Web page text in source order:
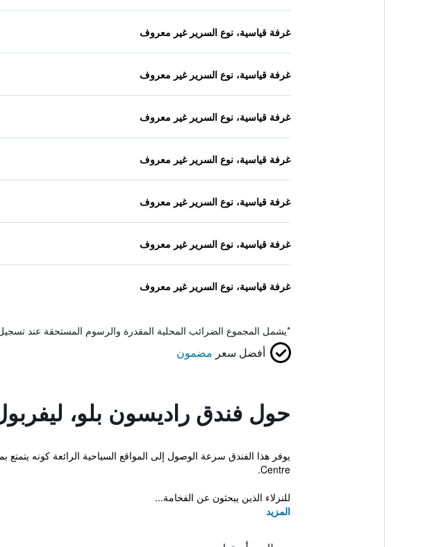
غرفة قياسية، نوع السرير غير معروف
غرفة قياسية، نوع السرير غير معروف
غرفة قياسية، نوع السرير غير معروف
غرفة قياسية، نوع السرير غير معروف
غرفة قياسية، نوع السرير غير معروف
غرفة قياسية، نوع السرير غير معروف
غرفة قياسية، نوع السرير غير معروف
*يشمل المجموع الضرائب المحلية المقدرة والرسوم المستحقة عند
أفضل سعر مضمون
حول فندق راديسون بلو،
Centre.
للنزلاء الذين يبحثون عن الفخامة...
المزيد